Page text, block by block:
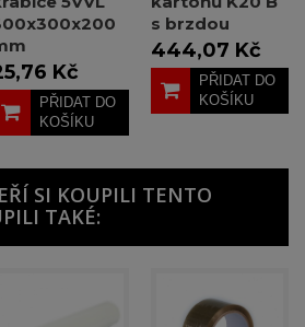
Kč
PŘIDAT DO
KOŠÍKU
s brzdou
444,07 Kč
PŘIDAT DO
KOŠÍKU
SI KOUPILI TENTO
TAKÉ: